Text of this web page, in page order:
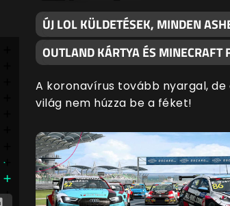
ÚJ LOL KÜLDETÉSEK, MINDEN
OUTLAND KÁRTYA ÉS MINECRAFT
A koronavírus tovább nyargal, de
világ nem húzza be a féket!